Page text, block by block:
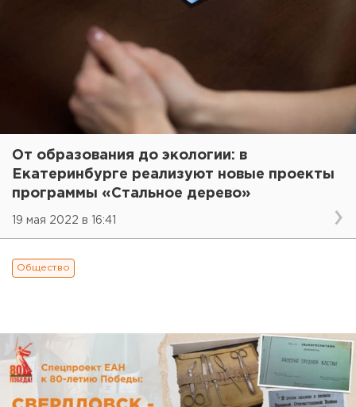
От образования до экологии: в
Екатеринбурге реализуют новые проекты
программы «Стальное дерево»
19 мая 2022 в 16:41
Общество